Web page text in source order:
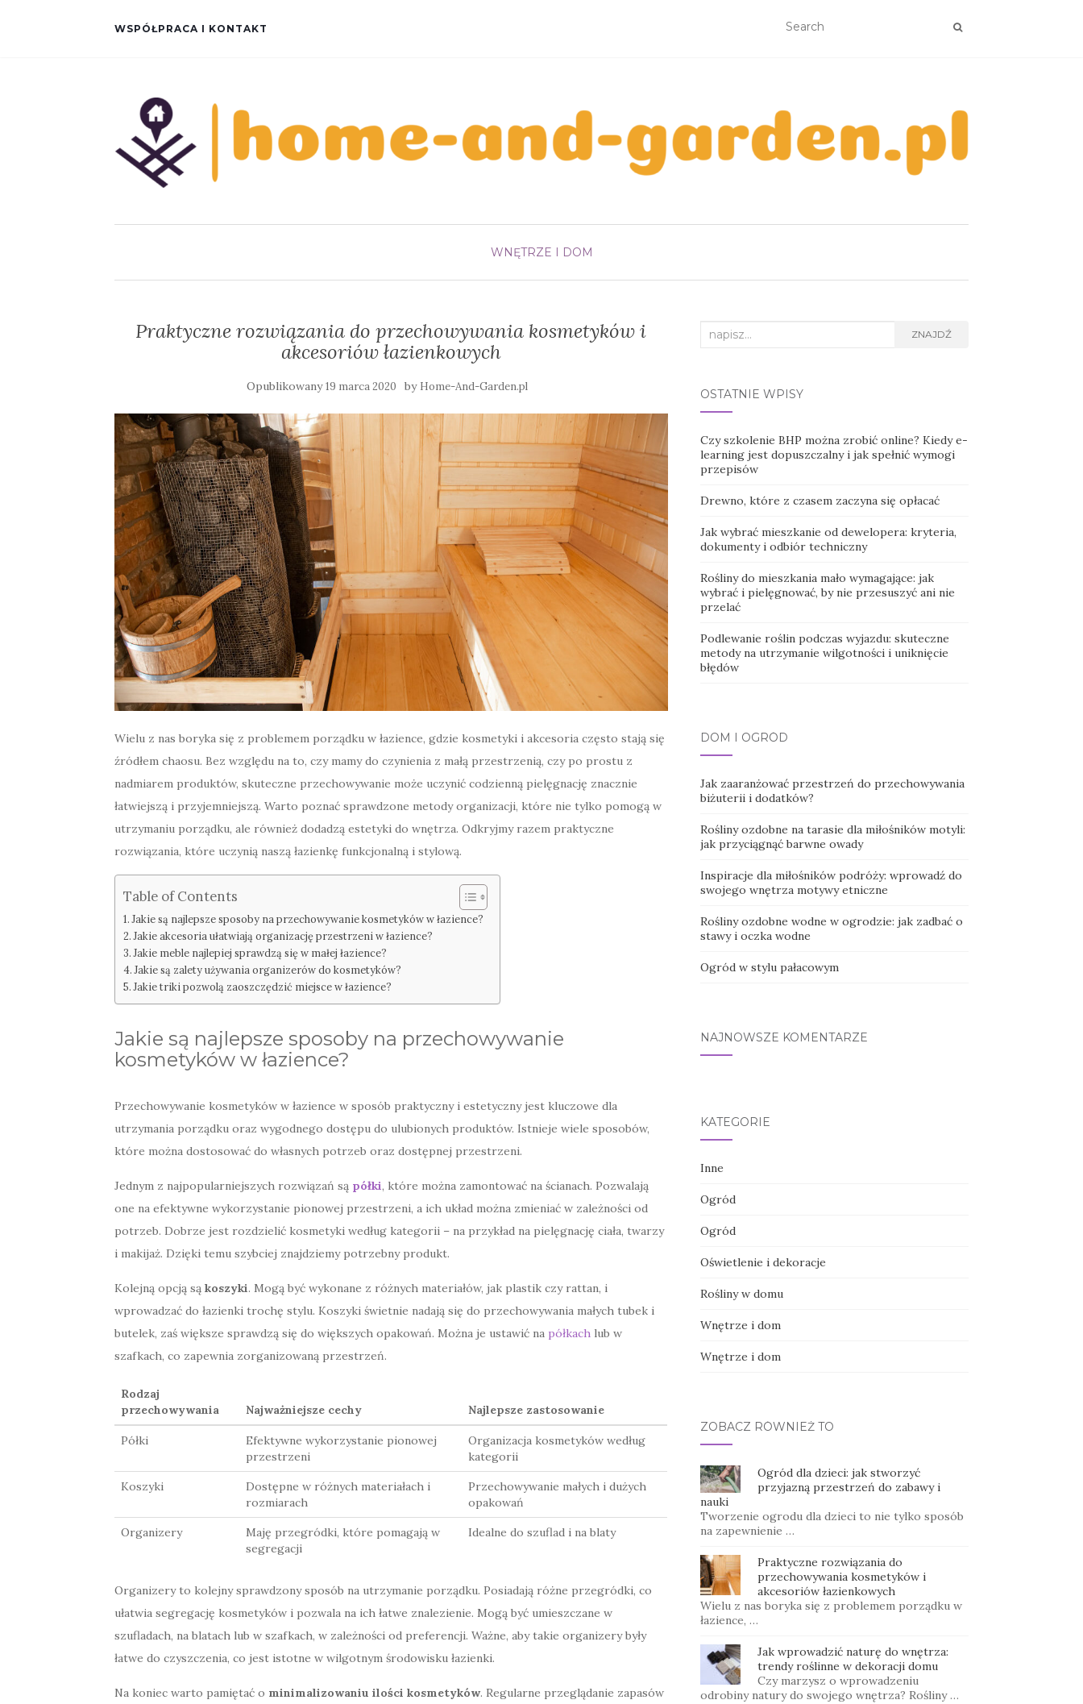
WSPÓŁPRACA I KONTAKT
WNĘTRZE I DOM
Praktyczne rozwiązania do przechowywania kosmetyków i
akcesoriów łazienkowych
Opublikowany19 marca 2020 by Home-And-Garden.pl
Wielu z nas boryka się z problemem porządku w łazience, gdzie kosmetyki i akcesoria często stają się
źródłem chaosu. Bez względu na to, czy mamy do czynienia z małą przestrzenią, czy po prostu z
nadmiarem produktów, skuteczne przechowywanie może uczynić codzienną pielęgnację znacznie
łatwiejszą i przyjemniejszą. Warto poznać sprawdzone metody organizacji, które nie tylko pomogą w
utrzymaniu porządku, ale również dodadzą estetyki do wnętrza. Odkryjmy razem praktyczne
rozwiązania, które uczynią naszą łazienkę funkcjonalną i stylową.
Table of Contents
Jakie są najlepsze sposoby na przechowywanie kosmetyków w łazience?
Jakie akcesoria ułatwiają organizację przestrzeni w łazience?
Jakie meble najlepiej sprawdzą się w małej łazience?
Jakie są zalety używania organizerów do kosmetyków?
Jakie triki pozwolą zaoszczędzić miejsce w łazience?
Jakie są najlepsze sposoby na przechowywanie
kosmetyków w łazience?
Przechowywanie kosmetyków w łazience w sposób praktyczny i estetyczny jest kluczowe dla
utrzymania porządku oraz wygodnego dostępu do ulubionych produktów. Istnieje wiele sposobów,
które można dostosować do własnych potrzeb oraz dostępnej przestrzeni.
Jednym z najpopularniejszych rozwiązań są półki, które można zamontować na ścianach. Pozwalają
one na efektywne wykorzystanie pionowej przestrzeni, a ich układ można zmieniać w zależności od
potrzeb. Dobrze jest rozdzielić kosmetyki według kategorii – na przykład na pielęgnację ciała, twarzy
i makijaż. Dzięki temu szybciej znajdziemy potrzebny produkt.
Kolejną opcją są koszyki. Mogą być wykonane z różnych materiałów, jak plastik czy rattan, i
wprowadzać do łazienki trochę stylu. Koszyki świetnie nadają się do przechowywania małych tubek i
butelek, zaś większe sprawdzą się do większych opakowań. Można je ustawić na półkach lub w
szafkach, co zapewnia zorganizowaną przestrzeń.
Rodzaj
przechowywania
Najważniejsze cechy Najlepsze zastosowanie
Półki
Efektywne wykorzystanie pionowej
przestrzeni
Organizacja kosmetyków według
kategorii
Koszyki
Dostępne w różnych materiałach i
rozmiarach
Przechowywanie małych i dużych
opakowań
Organizery
Maję przegródki, które pomagają w
segregacji
Idealne do szuflad i na blaty
Organizery to kolejny sprawdzony sposób na utrzymanie porządku. Posiadają różne przegródki, co
ułatwia segregację kosmetyków i pozwala na ich łatwe znalezienie. Mogą być umieszczane w
szufladach, na blatach lub w szafkach, w zależności od preferencji. Ważne, aby takie organizery były
łatwe do czyszczenia, co jest istotne w wilgotnym środowisku łazienki.
Na koniec warto pamiętać o minimalizowaniu ilości kosmetyków. Regularne przeglądanie zapasów
Search
ZNAJDŹ
OSTATNIE WPISY
Czy szkolenie BHP można zrobić online? Kiedy e-
learning jest dopuszczalny i jak spełnić wymogi
przepisów
Drewno, które z czasem zaczyna się opłacać
Jak wybrać mieszkanie od dewelopera: kryteria,
dokumenty i odbiór techniczny
Rośliny do mieszkania mało wymagające: jak
wybrać i pielęgnować, by nie przesuszyć ani nie
przelać
Podlewanie roślin podczas wyjazdu: skuteczne
metody na utrzymanie wilgotności i uniknięcie
błędów
DOM I OGRÓD
Jak zaaranżować przestrzeń do przechowywania
biżuterii i dodatków?
Rośliny ozdobne na tarasie dla miłośników motyli:
jak przyciągnąć barwne owady
Inspiracje dla miłośników podróży: wprowadź do
swojego wnętrza motywy etniczne
Rośliny ozdobne wodne w ogrodzie: jak zadbać o
stawy i oczka wodne
Ogród w stylu pałacowym
NAJNOWSZE KOMENTARZE
KATEGORIE
Inne
Ogród
Ogród
Oświetlenie i dekoracje
Rośliny w domu
Wnętrze i dom
Wnętrze i dom
ZOBACZ RÓWNIEŻ TO
Ogród dla dzieci: jak stworzyć
przyjazną przestrzeń do zabawy i
nauki
Tworzenie ogrodu dla dzieci to nie tylko sposób
na zapewnienie …
Praktyczne rozwiązania do
przechowywania kosmetyków i
akcesoriów łazienkowych
Wielu z nas boryka się z problemem porządku w
łazience, …
Jak wprowadzić naturę do wnętrza:
trendy roślinne w dekoracji domu
Czy marzysz o wprowadzeniu
odrobiny natury do swojego wnętrza? Rośliny …